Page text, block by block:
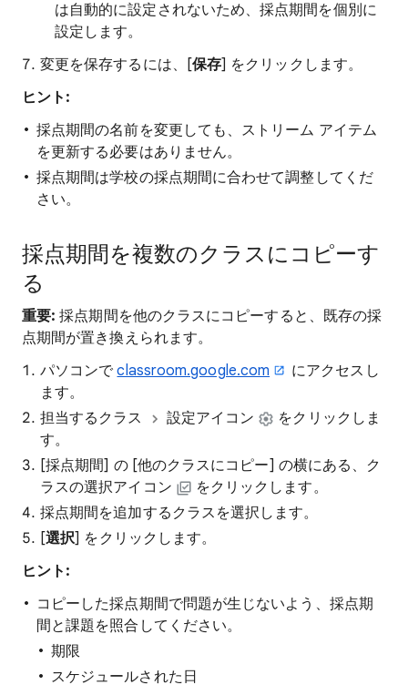
は自動的に設定されないため、採点期間を個別に
設定します。
変更を保存するには、[保存] をクリックします。
ヒント:
採点期間の名前を変更しても、ストリーム アイテム
を更新する必要はありません。
採点期間は学校の採点期間に合わせて調整してくだ
さい。
採点期間を複数のクラスにコピーす
る
重要:採点期間を他のクラスにコピーすると、既存の採
点期間が置き換えられます。
パソコンでclassroom.google.com
にアクセスし
ます。
担当するクラス
設定アイコン
をクリックしま
す。
[採点期間] の [他のクラスにコピー] の横にある、ク
ラスの選択アイコン
をクリックします。
採点期間を追加するクラスを選択します。
[選択] をクリックします。
ヒント:
コピーした採点期間で問題が生じないよう、採点期
間と課題を照合してください。
期限
スケジュールされた日